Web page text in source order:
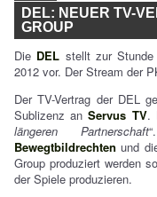
DEL: NEUER TV-
GROUP
Die DEL stellt zur Stunde
2012 vor. Der Stream der
Der TV-Vertrag der DEL
Sublizenz anServus TV.
längeren Partnerschaft
Bewegtbildrechten und
Group produziert werden
der Spiele produzieren.